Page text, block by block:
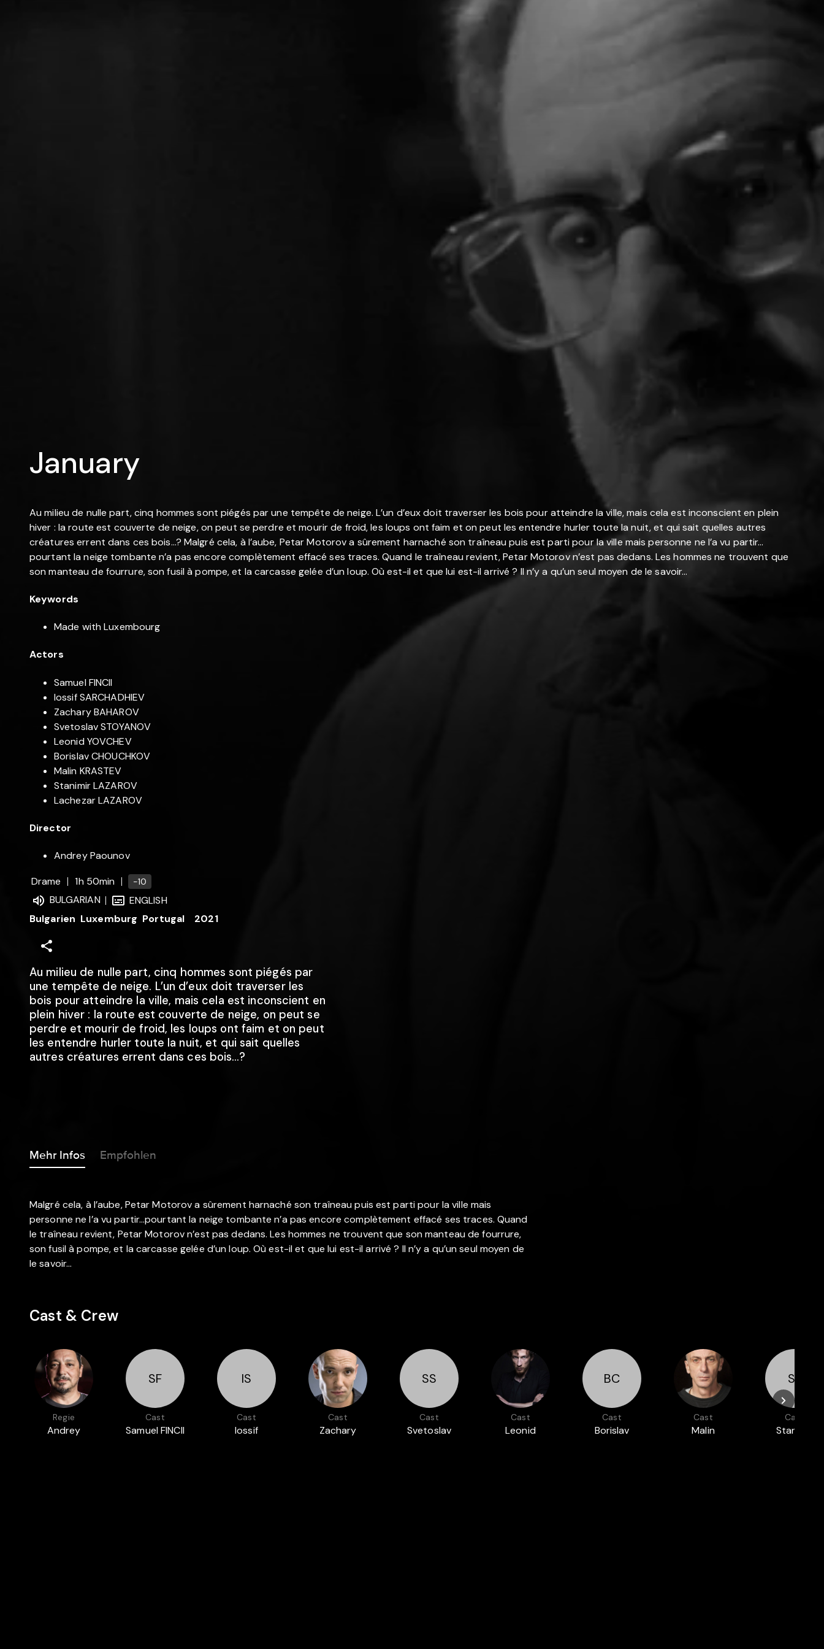
January
Au milieu de nulle part, cinq hommes sont piégés par une tempête de neige. L’un d’eux doit traverser les bois pour atteindre la ville, mais cela est inconscient en plein
hiver : la route est couverte de neige, on peut se perdre et mourir de froid, les loups ont faim et on peut les entendre hurler toute la nuit, et qui sait quelles autres
créatures errent dans ces bois…? Malgré cela, à l’aube, Petar Motorov a sûrement harnaché son traîneau puis est parti pour la ville mais personne ne l’a vu partir…
pourtant la neige tombante n’a pas encore complètement effacé ses traces. Quand le traîneau revient, Petar Motorov n’est pas dedans. Les hommes ne trouvent que
son manteau de fourrure, son fusil à pompe, et la carcasse gelée d’un loup. Où est-il et que lui est-il arrivé ? Il n’y a qu’un seul moyen de le savoir…
Keywords
Made with Luxembourg
Actors
Samuel FINCII
Iossif SARCHADHIEV
Zachary BAHAROV
Svetoslav STOYANOV
Leonid YOVCHEV
Borislav CHOUCHKOV
Malin KRASTEV
Stanimir LAZAROV
Lachezar LAZAROV
Director
Andrey Paounov
Drame
1h 50min -10
BULGARIAN
ENGLISH
Bulgarien Luxemburg Portugal 2021
Au milieu de nulle part, cinq hommes sont piégés par
une tempête de neige. L’un d’eux doit traverser les
bois pour atteindre la ville, mais cela est inconscient en
plein hiver : la route est couverte de neige, on peut se
perdre et mourir de froid, les loups ont faim et on peut
les entendre hurler toute la nuit, et qui sait quelles
autres créatures errent dans ces bois…?
Mehr Infos Empfohlen
Malgré cela, à l’aube, Petar Motorov a sûrement harnaché son traîneau puis est parti pour la ville mais
personne ne l’a vu partir…pourtant la neige tombante n’a pas encore complètement effacé ses traces. Quand
le traîneau revient, Petar Motorov n’est pas dedans. Les hommes ne trouvent que son manteau de fourrure,
son fusil à pompe, et la carcasse gelée d’un loup. Où est-il et que lui est-il arrivé ? Il n’y a qu’un seul moyen de
le savoir…
Cast & Crew
Regie
Andrey
SF
Cast
Samuel FINCII
IS
Cast
Iossif
Cast
Zachary
SS
Cast
Svetoslav
Cast
Leonid
BC
Cast
Borislav
Cast
Malin
SL
Cast
Stanimir